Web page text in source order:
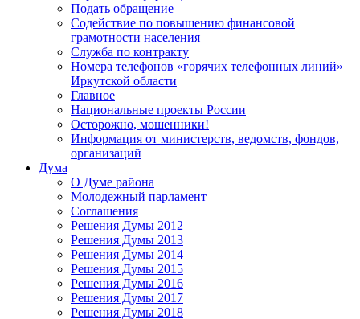
Подать обращение
Содействие по повышению финансовой
грамотности населения
Служба по контракту
Номера телефонов «горячих телефонных линий»
Иркутской области
Главное
Национальные проекты России
Осторожно, мошенники!
Информация от министерств, ведомств, фондов,
организаций
Дума
О Думе района
Молодежный парламент
Соглашения
Решения Думы 2012
Решения Думы 2013
Решения Думы 2014
Решения Думы 2015
Решения Думы 2016
Решения Думы 2017
Решения Думы 2018